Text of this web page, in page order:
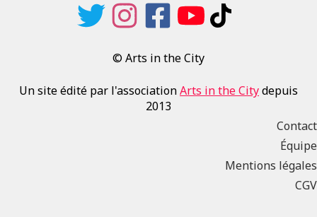
© Arts in the City
Un site édité par l'associationArts in the Citydepuis
2013
Contact
Équipe
Mentions légales
CGV